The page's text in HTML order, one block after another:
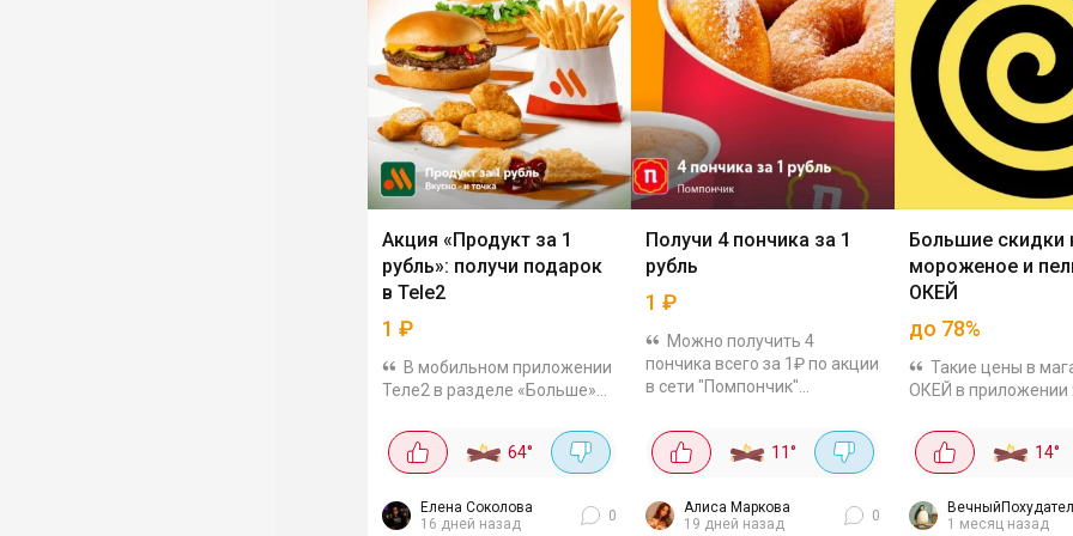
Акция «Продукт за 1
рубль»: получи подарок
в Tele2
1 ₽
В мобильном приложении
Теле2 в разделе «Больше»
позволяет получить один из
популярных продуктов всего
необходимо...
64°
Елена Соколова
16 дней назад
0
Получи 4 пончика за 1
рубль
1 ₽
Можно получить 4
пончика всего за 1₽ по акции
в сети "Помпончик"
приложении Т2 заходим в
раздел «Больше» - «Еда»
(Купон можно получить в...
11°
Алиса Маркова
19 дней назад
0
Большие скидки
мороженое и
ОКЕЙ
до 78%
Такие цены в
ОКЕЙ в приложении
адресу. Ниже
выгодных товаров,
14°
1 месяц назад